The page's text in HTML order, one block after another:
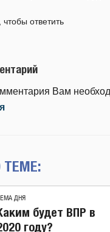
чтобы ответить
Вам
ТЕМЕ:
ДНЯ
будет ВПР в
году?